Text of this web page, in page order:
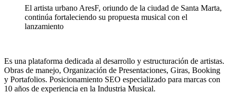
El artista urbano AresF, oriundo de la ciudad de Santa Marta,
continúa fortaleciendo su propuesta musical con el
lanzamiento
Es una plataforma dedicada al desarrollo y estructuración de artistas.
Obras de manejo, Organización de Presentaciones, Giras, Booking
y Portafolios. Posicionamiento SEO especializado para marcas con
10 años de experiencia en la Industria Musical.